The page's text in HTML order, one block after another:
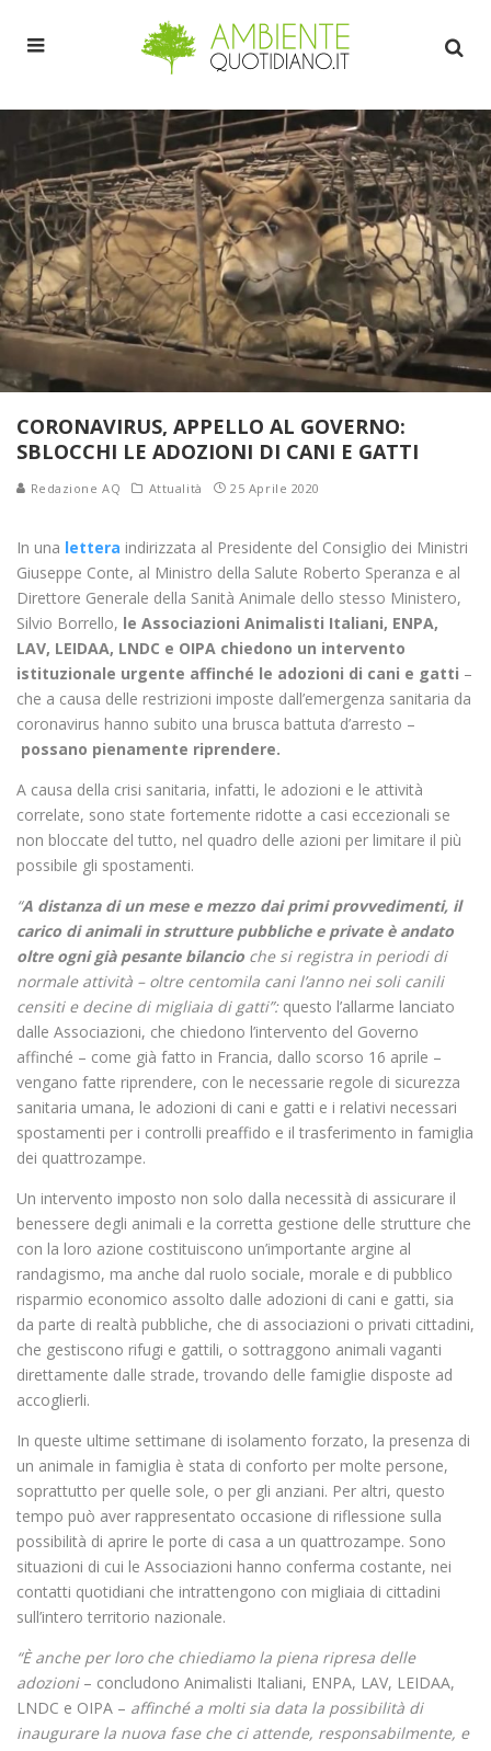
CORONAVIRUS, APPELLO AL GOVERNO:
SBLOCCHI LE ADOZIONI DI CANI E GATTI
Redazione AQ Attualità 25 Aprile 2020
In una lettera indirizzata al Presidente del Consiglio dei Ministri
Giuseppe Conte, al Ministro della Salute Roberto Speranza e al
Direttore Generale della Sanità Animale dello stesso Ministero,
Silvio Borrello, le Associazioni Animalisti Italiani, ENPA,
LAV, LEIDAA, LNDC e OIPA chiedono un intervento
istituzionale urgente affinché le adozioni di cani e gatti –
che a causa delle restrizioni imposte dall’emergenza sanitaria da
coronavirus hanno subito una brusca battuta d’arresto –
possano pienamente riprendere.
A causa della crisi sanitaria, infatti, le adozioni e le attività
correlate, sono state fortemente ridotte a casi eccezionali se
non bloccate del tutto, nel quadro delle azioni per limitare il più
possibile gli spostamenti.
“A distanza di un mese e mezzo dai primi provvedimenti, il
carico di animali in strutture pubbliche e private è andato
oltre ogni già pesante bilancio che si registra in periodi di
normale attività – oltre centomila cani l’anno nei soli canili
censiti e decine di migliaia di gatti”: questo l’allarme lanciato
dalle Associazioni, che chiedono l’intervento del Governo
affinché – come già fatto in Francia, dallo scorso 16 aprile –
vengano fatte riprendere, con le necessarie regole di sicurezza
sanitaria umana, le adozioni di cani e gatti e i relativi necessari
spostamenti per i controlli preaffido e il trasferimento in famiglia
dei quattrozampe.
Un intervento imposto non solo dalla necessità di assicurare il
benessere degli animali e la corretta gestione delle strutture che
con la loro azione costituiscono un’importante argine al
randagismo, ma anche dal ruolo sociale, morale e di pubblico
risparmio economico assolto dalle adozioni di cani e gatti, sia
da parte di realtà pubbliche, che di associazioni o privati cittadini,
che gestiscono rifugi e gattili, o sottraggono animali vaganti
direttamente dalle strade, trovando delle famiglie disposte ad
accoglierli.
In queste ultime settimane di isolamento forzato, la presenza di
un animale in famiglia è stata di conforto per molte persone,
soprattutto per quelle sole, o per gli anziani. Per altri, questo
tempo può aver rappresentato occasione di riflessione sulla
possibilità di aprire le porte di casa a un quattrozampe. Sono
situazioni di cui le Associazioni hanno conferma costante, nei
contatti quotidiani che intrattengono con migliaia di cittadini
sull’intero territorio nazionale.
“È anche per loro che chiediamo la piena ripresa delle
adozioni– concludono Animalisti Italiani, ENPA, LAV, LEIDAA,
LNDC e OIPA – affinché a molti sia data la possibilità di
inaugurare la nuova fase che ci attende, responsabilmente, e